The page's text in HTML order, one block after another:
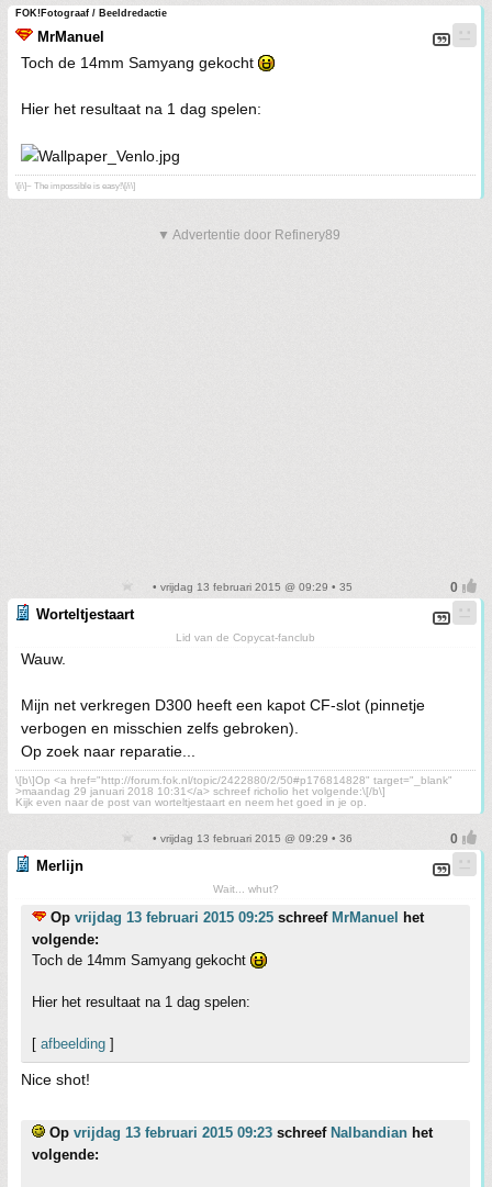
FOK!Fotograaf / Beeldredactie
MrManuel
Toch de 14mm Samyang gekocht
Hier het resultaat na 1 dag spelen:
\[i\]~ The impossible is easy!\[/i\]
▼ Advertentie door Refinery89
• vrijdag 13 februari 2015 @ 09:29 • 35
Worteltjestaart
Lid van de Copycat-fanclub
Wauw.
Mijn net verkregen D300 heeft een kapot CF-slot (pinnetje
verbogen en misschien zelfs gebroken).
Op zoek naar reparatie...
\[b\]Op <a href="http://forum.fok.nl/topic/2422880/2/50#p176814828" target="_blank"
>maandag 29 januari 2018 10:31</a> schreef richolio het volgende:\[/b\]
Kijk even naar de post van worteltjestaart en neem het goed in je op.
• vrijdag 13 februari 2015 @ 09:29 • 36
Merlijn
Wait... whut?
Op vrijdag 13 februari 2015 09:25 schreef MrManuel
het
volgende:
Toch de 14mm Samyang gekocht
Hier het resultaat na 1 dag spelen:
[ afbeelding ]
Nice shot!
Op vrijdag 13 februari 2015 09:23 schreef Nalbandian het
volgende: